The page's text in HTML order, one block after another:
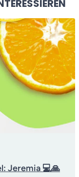
Jeremia 💻🙏